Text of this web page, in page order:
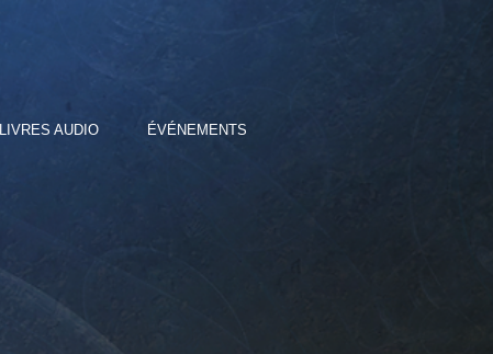
LIVRES AUDIO ÉVÉNEMENTS